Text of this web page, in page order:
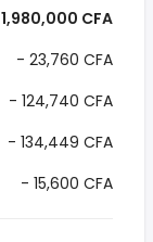
1,980,000 CFA
- 23,760 CFA
- 124,740 CFA
- 134,449 CFA
- 15,600 CFA